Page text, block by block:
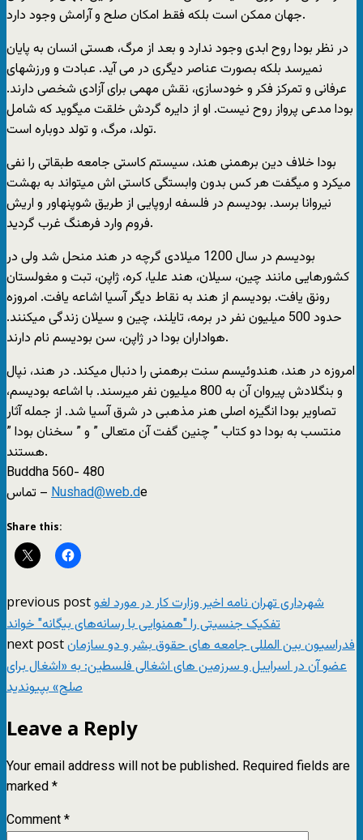
جهان ممکن است بلکه فقط امکان صلح و آرامش وجود دارد.
در نظر بودا روح ابدی وجود ندارد و بعد از مرگ، هستی انسان به پایان
نمیرسد بلکه بصورت عناصر دیگری در می آید. عبادت و ورزشهای
عرفانی و تمرکز فکر و خودسازی، نقش مهمی برای آزادی شخصی دارند.
بودا مدعی پرواز روح نیست. او از دایره گردش خلقت میگوید که شامل
تولد، مرگ، و تولد دوباره است.
بودا خلاف دین برهمنی هند، سیستم کاستی جامعه طبقاتی را نفی
میکرد و میگفت هر کس بدون وابستگی کاستی اش میتواند به بهشت
نیروانا برسد. بودیسم در فلسفه اروپایی از طریق شوپنهاور و اریش
فروم وارد فرهنگ غرب گردید.
بودیسم در سال 1200 میلادی گرچه در هند منحل شد ولی در
کشورهایی مانند چین، سیلان، هند علیا، کره، ژاپن، تبت و مغولستان
رونق یافت. بودیسم از هند به نقاط دیگر آسیا اشاعه یافت. امروزه
حدود 500 میلیون نفر در برمه، تایلند، چین و سیلان زندگی میکنند.
هواداران بودا در ژاپن، سن بودیسم نام دارند.
امروزه در هند، هندوئیسم سنت برهمنی را دنبال میکند. در هند، نپال
و بنگلادش پیروان آن به 800 میلیون نفر میرسند. با اشاعه بودیسم،
تصاویر بودا انگیزه اصلی هنر مذهبی در شرق آسیا شد. از جمله آثار
منتسب به بودا دو کتاب ” چنین گفت آن متعالی ” و ” سخنان بودا ”
هستند.
Buddha 560- 480
تماس – Nushad@web.de
Share this:
previous postشهرداری تهران نامه اخیر وزارت کار در مورد لغو
تفکیک جنسیتی را "همنوایی با رسانه‌های بیگانه" خواند
next postفدراسیون بین المللی جامعه های حقوق بشر و دو سازمان
عضو آن در اسراییل و سرزمین های اشغالی فلسطین: به «اشغال برای
صلح» بپیوندید
Leave a Reply
Your email address will not be published. Required fields are
marked*
Comment*